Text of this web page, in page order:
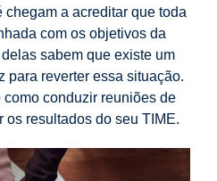
chegam a acreditar que toda
com os objetivos da
sabem que existe um
para reverter essa situação.
conduzir reuniões de
resultados do seu TIME.